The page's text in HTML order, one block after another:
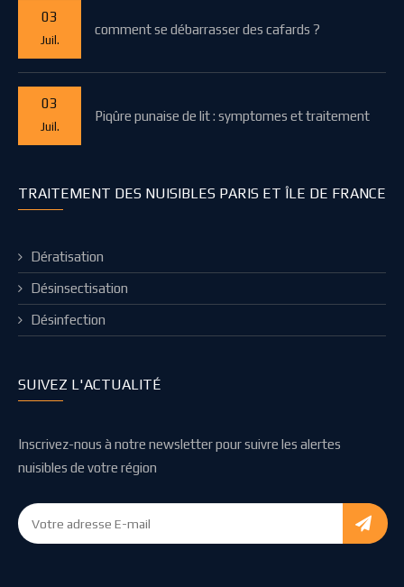
03
Juil.
comment se débarrasser des cafards ?
03
Juil.
Piqûre punaise de lit : symptomes et traitement
TRAITEMENT DES NUISIBLES PARIS ET ÎLE DE FRANCE
Dératisation
Désinsectisation
Désinfection
SUIVEZ L'ACTUALITÉ
Inscrivez-nous à notre newsletter pour suivre les alertes
nuisibles de votre région